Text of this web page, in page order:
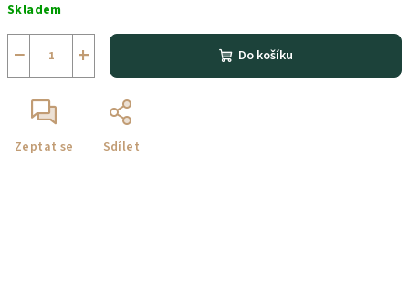
cena:
Skladem
+
− Do košíku
Zeptat se Sdílet